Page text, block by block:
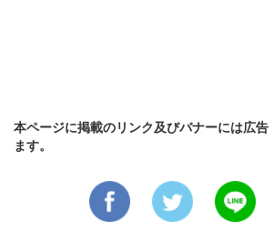
本ページに掲載のリンク及びバナーには広告
ます。